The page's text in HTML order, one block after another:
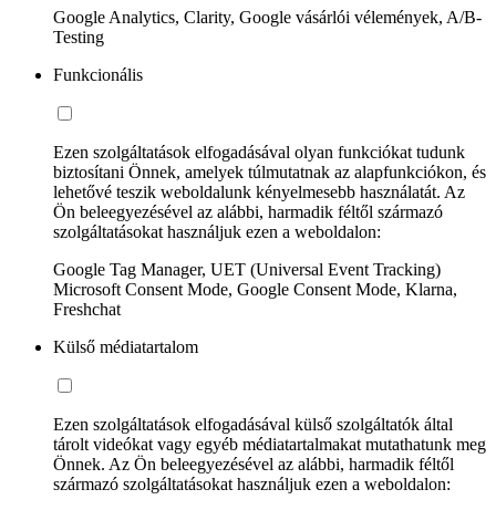
Google Analytics, Clarity, Google vásárlói vélemények, A/B-
Testing
Funkcionális
Ezen szolgáltatások elfogadásával olyan funkciókat tudunk
biztosítani Önnek, amelyek túlmutatnak az alapfunkciókon, és
lehetővé teszik weboldalunk kényelmesebb használatát. Az
Ön beleegyezésével az alábbi, harmadik féltől származó
szolgáltatásokat használjuk ezen a weboldalon:
Google Tag Manager, UET (Universal Event Tracking)
Microsoft Consent Mode, Google Consent Mode, Klarna,
Freshchat
Külső médiatartalom
Ezen szolgáltatások elfogadásával külső szolgáltatók által
tárolt videókat vagy egyéb médiatartalmakat mutathatunk meg
Önnek. Az Ön beleegyezésével az alábbi, harmadik féltől
származó szolgáltatásokat használjuk ezen a weboldalon: